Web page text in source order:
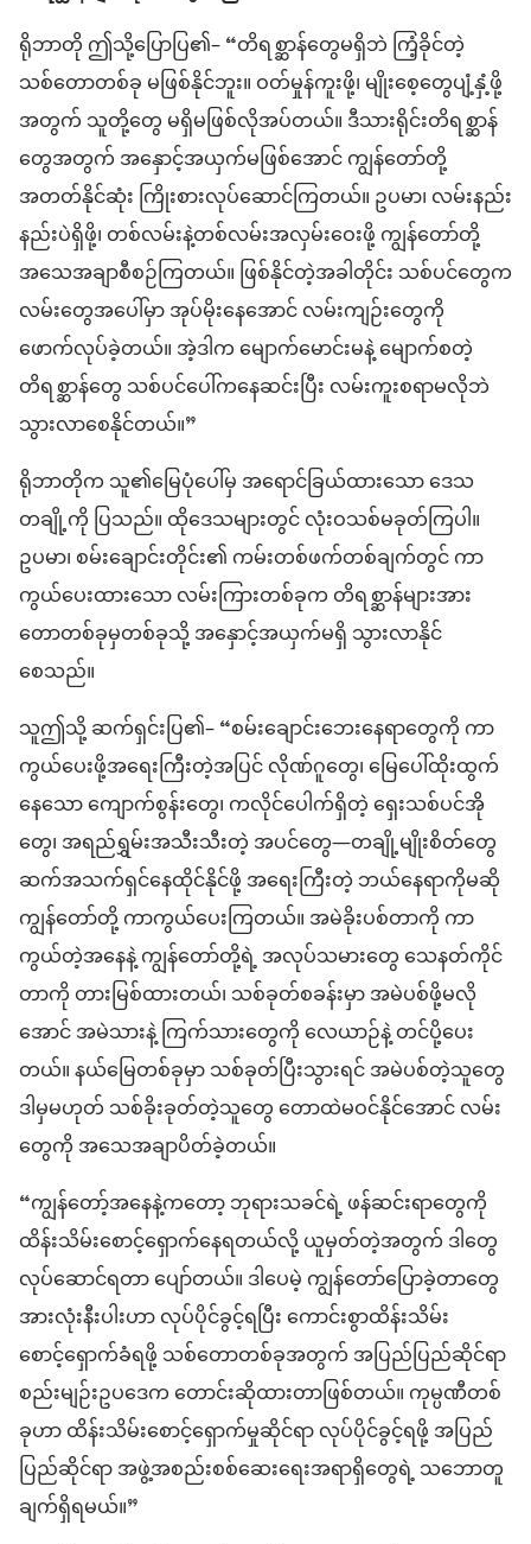
ရိုဘာတို ဤသို့ပြောပြ၏– “တိရစ္ဆာန်တွေမရှိဘဲ ကြံ့ခိုင်တဲ့
သစ်တောတစ်ခု မဖြစ်နိုင်ဘူး။ ဝတ်မှုန်ကူးဖို့၊ မျိုးစေ့တွေပျံ့နှံ့ဖို့
အတွက် သူတို့တွေ မရှိမဖြစ်လိုအပ်တယ်။ ဒီသားရိုင်းတိရစ္ဆာန်
တွေအတွက် အနှောင့်အယှက်မဖြစ်အောင် ကျွန်တော်တို့
အတတ်နိုင်ဆုံး ကြိုးစားလုပ်ဆောင်ကြတယ်။ ဥပမာ၊ လမ်းနည်း
နည်းပဲရှိဖို့၊ တစ်လမ်းနဲ့တစ်လမ်းအလှမ်းဝေးဖို့ ကျွန်တော်တို့
အသေအချာစီစဉ်ကြတယ်။ ဖြစ်နိုင်တဲ့အခါတိုင်း သစ်ပင်တွေက
လမ်းတွေအပေါ်မှာ အုပ်မိုးနေအောင် လမ်းကျဉ်းတွေကို
ဖောက်လုပ်ခဲ့တယ်။ အဲ့ဒါက မျောက်မောင်းမနဲ့ မျောက်စတဲ့
တိရစ္ဆာန်တွေ သစ်ပင်ပေါ်ကနေဆင်းပြီး လမ်းကူးစရာမလိုဘဲ
သွားလာစေနိုင်တယ်။”
ရိုဘာတိုက သူ၏မြေပုံပေါ်မှ အရောင်ခြယ်ထားသော ဒေသ
တချို့ကို ပြသည်။ ထိုဒေသများတွင် လုံးဝသစ်မခုတ်ကြပါ။
ဥပမာ၊ စမ်းချောင်းတိုင်း၏ ကမ်းတစ်ဖက်တစ်ချက်တွင် ကာ
ကွယ်ပေးထားသော လမ်းကြားတစ်ခုက တိရစ္ဆာန်များအား
တောတစ်ခုမှတစ်ခုသို့ အနှောင့်အယှက်မရှိ သွားလာနိုင်
စေသည်။
သူဤသို့ ဆက်ရှင်းပြ၏– “စမ်းချောင်းဘေးနေရာတွေကို ကာ
ကွယ်ပေးဖို့အရေးကြီးတဲ့အပြင် လိုဏ်ဂူတွေ၊ မြေပေါ်ထိုးထွက်
နေသော ကျောက်စွန်းတွေ၊ ကလိုင်ပေါက်ရှိတဲ့ ရှေးသစ်ပင်အို
တွေ၊ အရည်ရွှမ်းအသီးသီးတဲ့ အပင်တွေ—တချို့မျိုးစိတ်တွေ
ဆက်အသက်ရှင်နေထိုင်နိုင်ဖို့ အရေးကြီးတဲ့ ဘယ်နေရာကိုမဆို
ကျွန်တော်တို့ ကာကွယ်ပေးကြတယ်။ အမဲခိုးပစ်တာကို ကာ
ကွယ်တဲ့အနေနဲ့ ကျွန်တော်တို့ရဲ့ အလုပ်သမားတွေ သေနတ်ကိုင်
တာကို တားမြစ်ထားတယ်၊ သစ်ခုတ်စခန်းမှာ အမဲပစ်ဖို့မလို
အောင် အမဲသားနဲ့ ကြက်သားတွေကို လေယာဉ်နဲ့ တင်ပို့ပေး
တယ်။ နယ်မြေတစ်ခုမှာ သစ်ခုတ်ပြီးသွားရင် အမဲပစ်တဲ့သူတွေ
ဒါမှမဟုတ် သစ်ခိုးခုတ်တဲ့သူတွေ တောထဲမဝင်နိုင်အောင် လမ်း
တွေကို အသေအချာပိတ်ခဲ့တယ်။
“ကျွန်တော့်အနေနဲ့ကတော့ ဘုရားသခင်ရဲ့ ဖန်ဆင်းရာတွေကို
ထိန်းသိမ်းစောင့်ရှောက်နေရတယ်လို့ ယူမှတ်တဲ့အတွက် ဒါတွေ
လုပ်ဆောင်ရတာ ပျော်တယ်။ ဒါပေမဲ့ ကျွန်တော်ပြောခဲ့တာတွေ
အားလုံးနီးပါးဟာ လုပ်ပိုင်ခွင့်ရပြီး ကောင်းစွာထိန်းသိမ်း
စောင့်ရှောက်ခံရဖို့ သစ်တောတစ်ခုအတွက် အပြည်ပြည်ဆိုင်ရာ
စည်းမျဉ်းဥပဒေက တောင်းဆိုထားတာဖြစ်တယ်။ ကုမ္ပဏီတစ်
ခုဟာ ထိန်းသိမ်းစောင့်ရှောက်မှုဆိုင်ရာ လုပ်ပိုင်ခွင့်ရဖို့ အပြည်
ပြည်ဆိုင်ရာ အဖွဲ့အစည်းစစ်ဆေးရေးအရာရှိတွေရဲ့ သဘောတူ
ချက်ရှိရမယ်။”